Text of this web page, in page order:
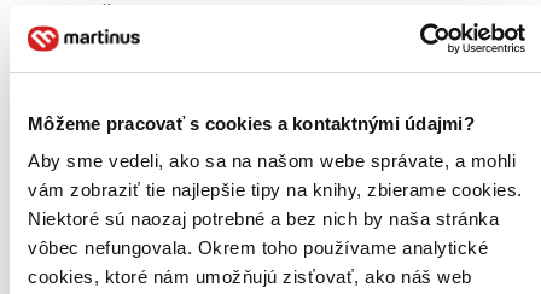
Môžeme pracovať s cookies a kontaktnými údajmi?
Aby sme vedeli, ako sa na našom webe správate, a mohli
vám zobraziť tie najlepšie tipy na knihy, zbierame cookies.
Niektoré sú naozaj potrebné a bez nich by naša stránka
vôbec nefungovala. Okrem toho používame analytické
cookies, ktoré nám umožňujú zisťovať, ako náš web
František Kozmon
4,8
15,70 €
Ludmila Anettovanapísala recenziu
16.01.2022 23:50
Autor pise celkom dobre, cita sa to lahko. Ale ta krimi, vraha clovek
odhali hned na zaciatku knihy, aj preco to spravil. A to jeho
vychvalovanie, som krasny, osamely. Radsej otrhany Harry Hole,
Cormoran Strike alebo Huldar - nikto ich nemusi opisovat ako sexi a